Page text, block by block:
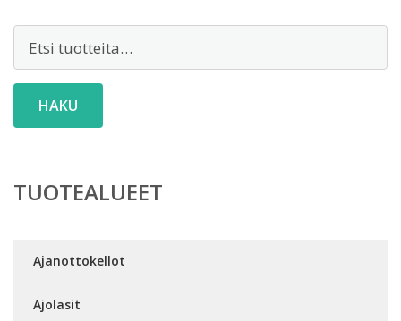
HAKU
TUOTEALUEET
Ajanottokellot
Ajolasit